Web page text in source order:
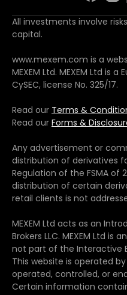
baltes
des
actions.
BME
(MEFF)
MEFF
basé à
pour les
terme et
l'IBEX-35
actions.
Bolsa
de
Madrid
Fournit les
et
cotés à la
Madrid.
All investments involve
capital.
www.mexem.com is a
MEXEM Ltd. MEXEM Ltd is
CySEC, license No. 325/17.
Read our Terms &
Read our Forms &
Any advertisement or
distribution of derivatives
Regulation of the FSMA of
distribution of certain
retail clients is not
MEXEM Ltd acts as an
Brokers LLC. MEXEM Ltd
not part of the Interactive
This website is operated by
operated, controlled, or
Certain information